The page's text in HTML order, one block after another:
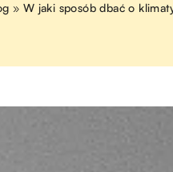
» W jaki sposób dbać o